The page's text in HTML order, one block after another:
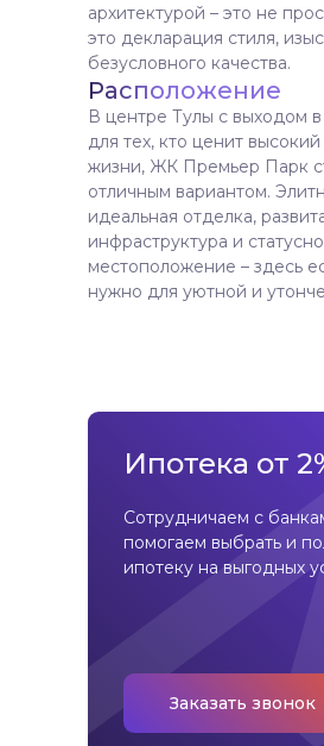
архитектурой – это не
это декларация стиля,
безусловного качества.
Расположение
В центре Тулы с выходом в
для тех, кто ценит
жизни, ЖК Премьер Парк
отличным вариантом.
идеальная отделка,
инфраструктура и
местоположение – здесь
нужно для уютной и
Заказать звонок
Сотрудничаем с
помогаем выбрать и
ипотеку на выгодных
Ипотека от